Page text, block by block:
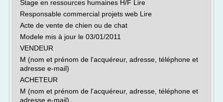
Stage en ressources humaines H/F Lire
Responsable commercial projets web Lire
Acte de vente de chien ou de chat
Modele mis à jour le 03/01/2011
VENDEUR
M (nom et prénom de l'acquéreur, adresse, téléphone et
adresse e-mail)
ACHETEUR
M (nom et prénom de l'acquéreur, adresse, téléphone et
adresse e-mail)